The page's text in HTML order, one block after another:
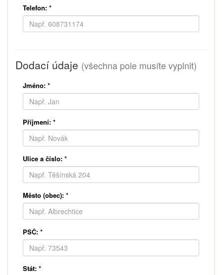
Telefon: *
Dodací údaje (všechna pole musíte vyplnit)
Jméno: *
Příjmení: *
Ulice a číslo: *
Město (obec): *
PSČ: *
Stát: *